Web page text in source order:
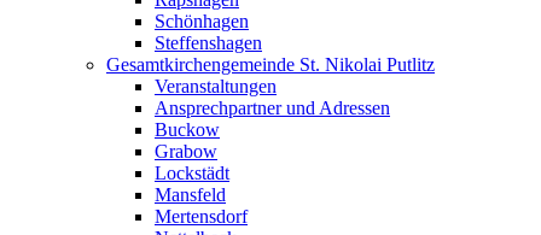
Schönhagen
Steffenshagen
Gesamtkirchengemeinde St. Nikolai Putlitz
Veranstaltungen
Ansprechpartner und Adressen
Buckow
Grabow
Lockstädt
Mansfeld
Mertensdorf